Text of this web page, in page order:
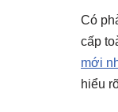
Có
cấp
mới
hiểu